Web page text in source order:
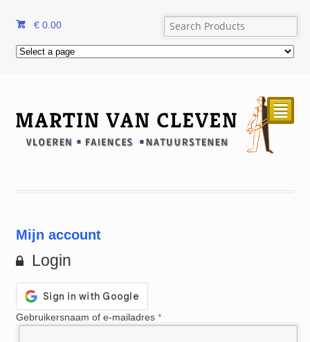
€ 0.00
²
Mijn account
Login
Gebruikersnaam of e-mailadres *Vereist